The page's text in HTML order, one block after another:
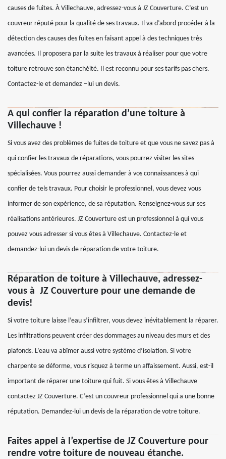
causes de fuites. À Villechauve, adressez-vous à JZ Couverture. C’est un
couvreur réputé pour la qualité de ses travaux. Il va d’abord procéder à la
détection des causes des fuites en faisant appel à des techniques très
avancées. Il proposera par la suite les travaux à réaliser pour que votre
toiture retrouve son étanchéité. Il est reconnu pour ses tarifs pas chers.
Contactez-le et demandez –lui un devis.
A qui confier la réparation d’une toiture à
Villechauve !
Si vous avez des problèmes de fuites de toiture et que vous ne savez pas à
qui confier les travaux de réparations, vous pourrez visiter les sites
spécialisées. Vous pourrez aussi demander à vos connaissances à qui
confier de tels travaux. Pour choisir le professionnel, vous devez vous
informer de son expérience, de sa réputation. Renseignez-vous sur ses
réalisations antérieures. JZ Couverture est un professionnel à qui vous
pouvez vous adresser si vous êtes à Villechauve. Contactez-le et
demandez-lui un devis de réparation de votre toiture.
Réparation de toiture à Villechauve, adressez-
vous à JZ Couverture pour une demande de
devis!
Si votre toiture laisse l’eau s’infiltrer, vous devez inévitablement la réparer.
Les infiltrations peuvent créer des dommages au niveau des murs et des
plafonds. L’eau va abîmer aussi votre système d’isolation. Si votre
charpente se déforme, vous risquez à terme un affaissement. Aussi, est-il
important de réparer une toiture qui fuit. Si vous êtes à Villechauve
contactez JZ Couverture. C’est un couvreur professionnel qui a une bonne
réputation. Demandez-lui un devis de la réparation de votre toiture.
Faites appel à l’expertise de JZ Couverture pour
rendre votre toiture de nouveau étanche.